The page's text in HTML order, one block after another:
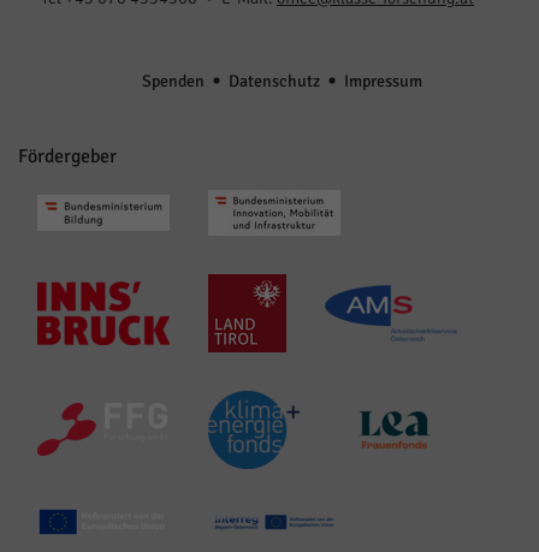
Spenden Datenschutz Impressum
Fördergeber